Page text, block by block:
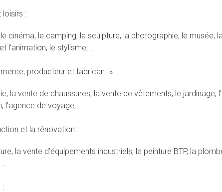
loisirs :
cinéma, le camping, la sculpture, la photographie, le musée,
l’animation, le stylisme, …
producteur et fabricant »:
la vente de chaussures, la vente de vêtements, le jardinage,
l’agence de voyage, …
et la rénovation :
la vente d’équipements industriels, la peinture BTP, la
: